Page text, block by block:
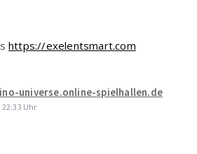
https://exelentsmart.com
universe.online-spielhallen.de
Uhr